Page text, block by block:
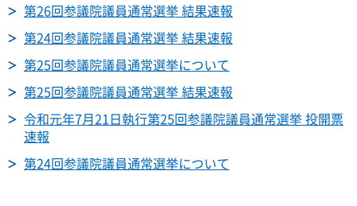
第26回参議院議員通常選挙 結果速報
第24回参議院議員通常選挙 結果速報
第25回参議院議員通常選挙について
第25回参議院議員通常選挙 結果速報
令和元年7月21日執行第25回参議院議員通常選挙 投開票
速報
第24回参議院議員通常選挙について